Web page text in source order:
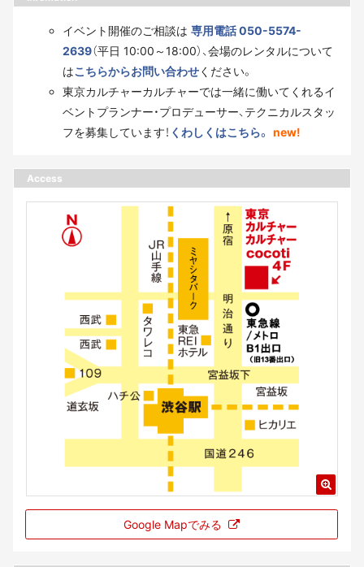
イベント開催のご相談は 専用電話 050-5574-
2639（平日 10:00～18:00）、会場のレンタルについて
はこちらからお問い合わせください。
東京カルチャーカルチャーでは一緒に働いてくれるイ
ベントプランナー・プロデューサー、テクニカルスタッ
フを募集しています！ くわしくはこちら。 new!
Access
Google Mapでみる